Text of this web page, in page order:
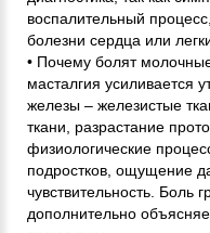
воспалительный
болезни сердца или
• Почему болят
масталгия усиливается
железы – железистые
ткани, разрастание
физиологические
подростков, ощущение
чувствительность. Боль
дополнительно